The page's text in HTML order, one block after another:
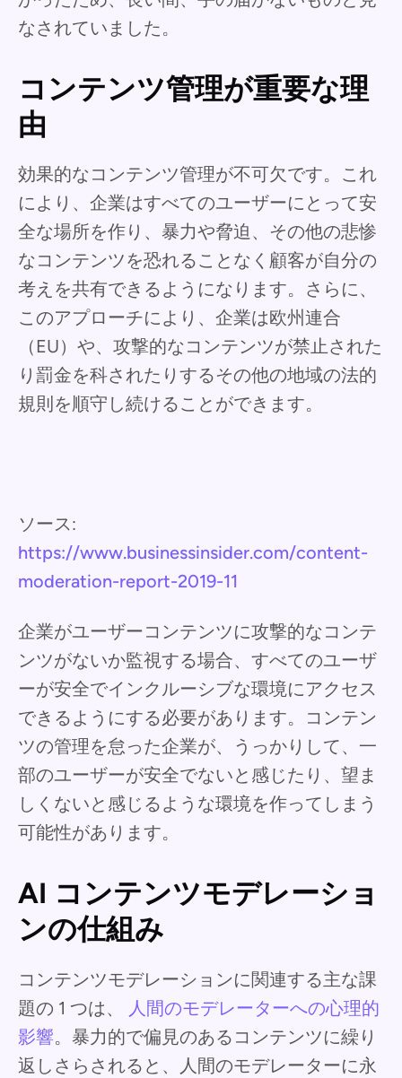
なされていました。
コンテンツ管理が重要な理
由
効果的なコンテンツ管理が不可欠です。これ
により、企業はすべてのユーザーにとって安
全な場所を作り、暴力や脅迫、その他の悲惨
なコンテンツを恐れることなく顧客が自分の
考えを共有できるようになります。さらに、
このアプローチにより、企業は欧州連合
（EU）や、攻撃的なコンテンツが禁止された
り罰金を科されたりするその他の地域の法的
規則を順守し続けることができます。
ソース:
https://www.businessinsider.com/content-
moderation-report-2019-11
企業がユーザーコンテンツに攻撃的なコンテ
ンツがないか監視する場合、すべてのユーザ
ーが安全でインクルーシブな環境にアクセス
できるようにする必要があります。コンテン
ツの管理を怠った企業が、うっかりして、一
部のユーザーが安全でないと感じたり、望ま
しくないと感じるような環境を作ってしまう
可能性があります。
AI コンテンツモデレーショ
ンの仕組み
コンテンツモデレーションに関連する主な課
題の 1 つは、
人間のモデレーターへの心理的
影響。暴力的で偏見のあるコンテンツに繰り
返しさらされると、人間のモデレーターに永